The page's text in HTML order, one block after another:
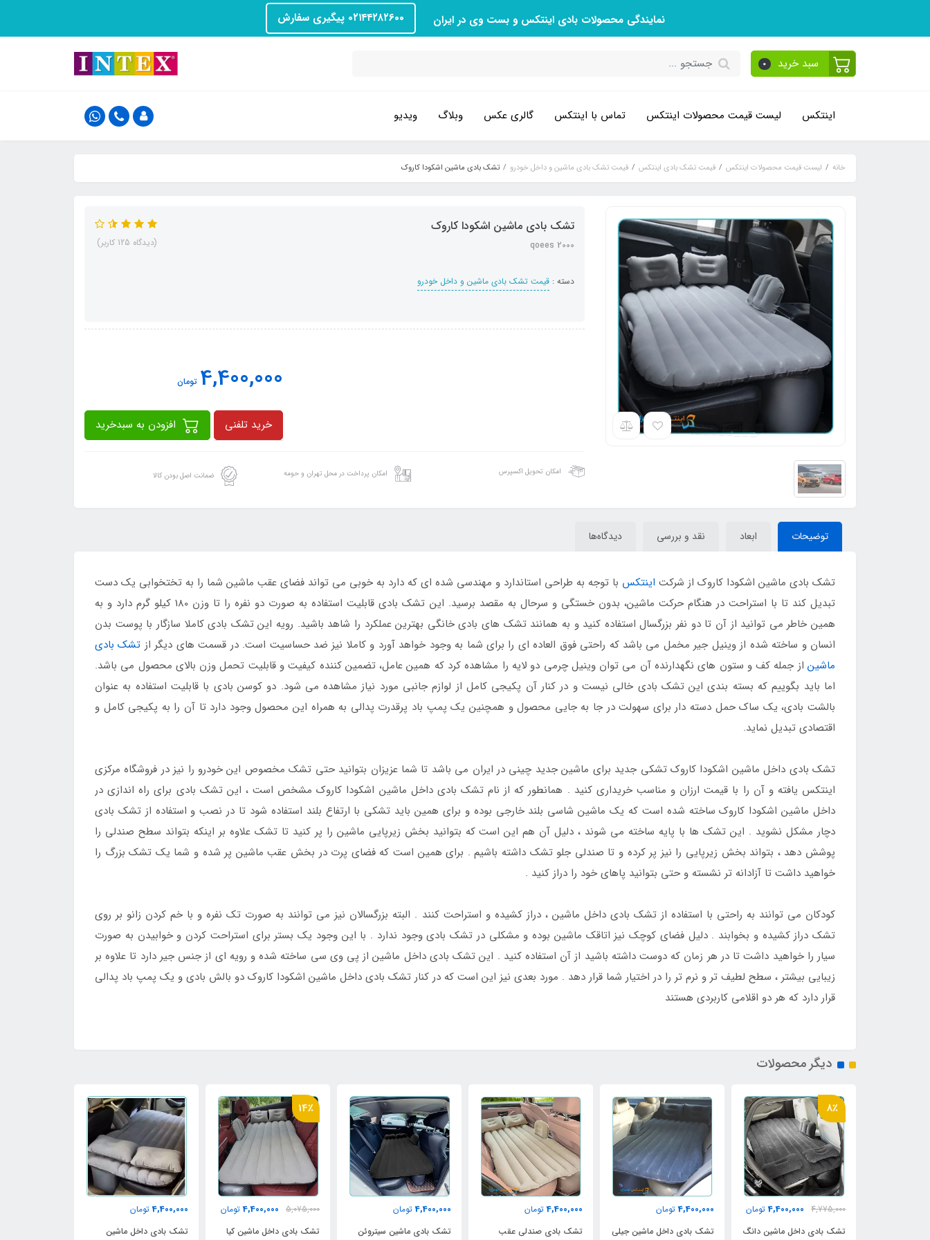
نمایندگی محصولات بادی اینتکس و بست وی در ایران ۰۲۱۴۴۲۸۲۶۰۰ پیگیری سفارش
سبد خرید 0
اینتکس لیست قیمت محصولات اینتکس تماس با اینتکس گالری عکس وبلاگ ویدیو
خانه لیست قیمت محصولات اینتکس قیمت تشک بادی اینتکس قیمت تشک بادی ماشین و داخل خودرو تشک بادی ماشین اشکودا کاروک
تشک بادی ماشین اشکودا کاروک
qoees 2000
دسته : قیمت تشک بادی ماشین و داخل خودرو
(دیدگاه 125 کاربر)
4,400,000 تومان
خرید تلفنی
امکان تحویل اکسپرس امکان پرداخت در محل تهران و حومه ضمانت اصل بودن کالا
توضیحات ابعاد نقد و بررسی دیدگاه‌ها
تشک بادی ماشین اشکودا کاروک از شرکت اینتکس با توجه به طراحی استاندارد و مهندسی شده ای که دارد به خوبی می تواند فضای عقب ماشین شما را به تختخوابی یک دست
تبدیل کند تا با استراحت در هنگام حرکت ماشین، بدون خستگی و سرحال به مقصد برسید. این تشک بادی قابلیت استفاده به صورت دو نفره را تا وزن 180 کیلو گرم دارد و به
همین خاطر می توانید از آن تا دو نفر بزرگسال استفاده کنید و به همانند تشک های بادی خانگی بهترین عملکرد را شاهد باشید. رویه این تشک بادی کاملا سازگار با پوست بدن
انسان و ساخته شده از وینیل جیر مخمل می باشد که راحتی فوق العاده ای را برای شما به وجود خواهد آورد و کاملا نیز ضد حساسیت است. در قسمت های دیگر از تشک بادی
ماشین از جمله کف و ستون های نگهدارنده آن می توان وینیل چرمی دو لایه را مشاهده کرد که همین عامل، تضمین کننده کیفیت و قابلیت تحمل وزن بالای محصول می باشد.
اما باید بگوییم که بسته بندی این تشک بادی خالی نیست و در کنار آن پکیجی کامل از لوازم جانبی مورد نیاز مشاهده می شود. دو کوسن بادی با قابلیت استفاده به عنوان
بالشت بادی، یک ساک حمل دسته دار برای سهولت در جا به جایی محصول و همچنین یک پمپ باد پرقدرت پدالی به همراه این محصول وجود دارد تا آن را به پکیجی کامل و
اقتصادی تبدیل نماید.
تشک بادی داخل ماشین اشکودا کاروک تشکی جدید برای ماشین جدید چینی در ایران می باشد تا شما عزیزان بتوانید حتی تشک مخصوص این خودرو را نیز در فروشگاه مرکزی
اینتکس یافته و آن را با قیمت ارزان و مناسب خریداری کنید . همانطور که از نام تشک بادی داخل ماشین اشکودا کاروک مشخص است ، این تشک بادی برای راه اندازی در
داخل ماشین اشکودا کاروک ساخته شده است که یک ماشین شاسی بلند خارجی بوده و برای همین باید تشکی با ارتفاع بلند استفاده شود تا در نصب و استفاده از تشک بادی
دچار مشکل نشوید . این تشک ها با پایه ساخته می شوند ، دلیل آن هم این است که بتوانید بخش زیرپایی ماشین را پر کنید تا تشک علاوه بر اینکه بتواند سطح صندلی را
پوشش دهد ، بتواند بخش زیرپایی را نیز پر کرده و تا صندلی جلو تشک داشته باشیم . برای همین است که فضای پرت در بخش عقب ماشین پر شده و شما یک تشک بزرگ را
خواهید داشت تا آزادانه تر نشسته و حتی بتوانید پاهای خود را دراز کنید .
کودکان می توانند به راحتی با استفاده از تشک بادی داخل ماشین ، دراز کشیده و استراحت کنند . البته بزرگسالان نیز می توانند به صورت تک نفره و با خم کردن زانو بر روی
تشک دراز کشیده و بخوابند . دلیل فضای کوچک نیز اتاقک ماشین بوده و مشکلی در تشک بادی وجود ندارد . با این وجود یک بستر برای استراحت کردن و خوابیدن به صورت
سیار را خواهید داشت تا در هر زمان که دوست داشته باشید از آن استفاده کنید . این تشک بادی داخل ماشین از پی وی سی ساخته شده و رویه ای از جنس جیر دارد تا علاوه بر
زیبایی بیشتر ، سطح لطیف تر و نرم تر را در اختیار شما قرار دهد . مورد بعدی نیز این است که در کنار تشک بادی داخل ماشین اشکودا کاروک دو بالش بادی و یک پمپ باد پدالی
قرار دارد که هر دو اقلامی کاربردی هستند
دیگر محصولات
8٪
4,775,000
4,400,000 تومان
تشک بادی داخل ماشین دانگ
4,400,000 تومان
تشک بادی داخل ماشین جیلی
4,400,000 تومان
تشک بادی صندلی عقب
4,400,000 تومان
تشک بادی ماشین سیتروئن
14٪
5,075,000
4,400,000 تومان
تشک بادی داخل ماشین کیا
4,400,000 تومان
تشک بادی داخل ماشین